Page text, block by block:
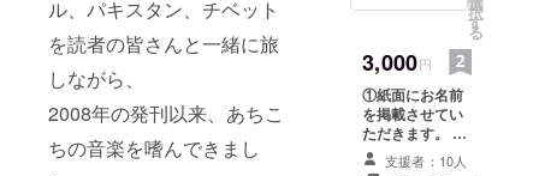
ル、パキスタン、チベット
を読者の皆さんと一緒に旅
しながら、
2008年の発刊以来、あちこ
ちの音楽を嗜んできまし
みに東外大
の専攻科が
ある）。
縁あってパ
レスチナ・
ただけますよう
お願い申し上げ
ます。
択
す
る
3,000円
①紙面にお名前
を掲載させてい
ただきます。 ②
出来上がった雑
誌、パトロン様
支援者：10人